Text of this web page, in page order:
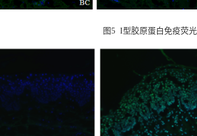
图5 I型胶原蛋白免疫荧